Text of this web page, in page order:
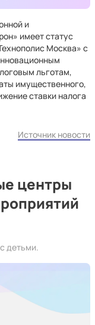
и
имеет статус
Москва» с
льготам,
имущественного,
ставки налога
Источник новости
центры
детьми.